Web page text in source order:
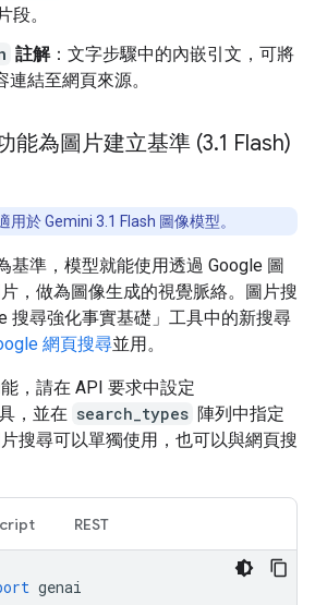
段。
註解：文字步驟中的內嵌引文，可將
結至網頁來源。
能為圖片建立基準 (3.1 Flash)
用於 Gemini 3.1 Flash 圖像模型。
基準，模型就能使用透過 Google 圖
，做為圖像生成的視覺脈絡。圖片搜
搜尋強化事實基礎」工具中的新搜尋
網頁搜尋並用。
，請在 API 要求中設定
，並在 search_types 陣列中指定
搜尋可以單獨使用，也可以與網頁搜
REST
genai